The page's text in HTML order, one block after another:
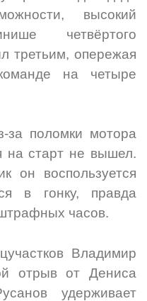
высокий
четвёртого
третьим, опережая
на четыре
за поломки мотора
на старт не вышел.
он воспользуется
в гонку, правда
часов.
Владимир
отрыв от Дениса
удерживает